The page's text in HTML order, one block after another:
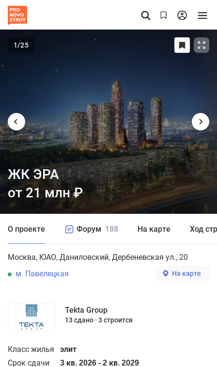
О проекте Форум 188 На карте Ход
Москва ЮАО Даниловский Дербеневская ул., 20
м. Павелецкая
На карте
Tekta Group
13 сдано 3 строится
Класс жилья элит
Срок сдачи 3 кв. 2026 - 2 кв. 2029
1/25
ЖК ЭРА
от 21 млн₽